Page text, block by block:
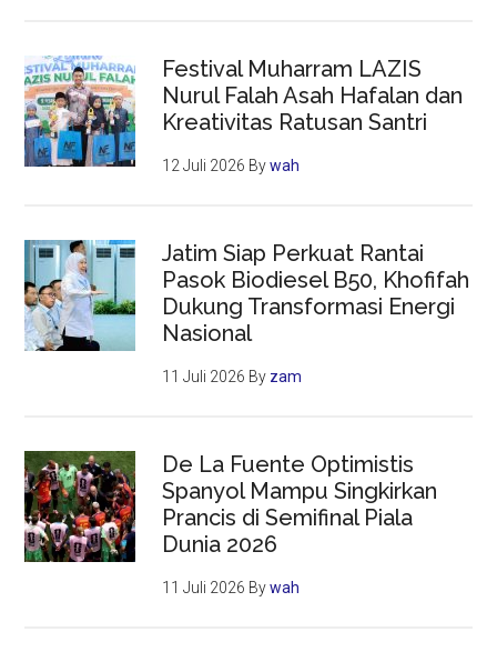
Festival Muharram LAZIS
Nurul Falah Asah Hafalan dan
Kreativitas Ratusan Santri
12 Juli 2026 Bywah
Jatim Siap Perkuat Rantai
Pasok Biodiesel B50, Khofifah
Dukung Transformasi Energi
Nasional
11 Juli 2026 By zam
De La Fuente Optimistis
Spanyol Mampu Singkirkan
Prancis di Semifinal Piala
Dunia 2026
11 Juli 2026 Bywah